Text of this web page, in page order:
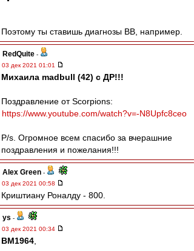
Поэтому ты ставишь диагнозы ВВ, например.
RedQuite -
03 дек 2021 01:01
Михаила madbull (42) с ДР!!!
Поздравление от Scorpions:
https://www.youtube.com/watch?v=-N8Upfc8ceo
P/s. Огромное всем спасибо за вчерашние
поздравления и пожелания!!!
Alex Green -
03 дек 2021 00:58
Криштиану Роналду - 800.
ys -
03 дек 2021 00:34
BM1964